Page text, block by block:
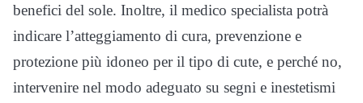
benefici del sole. Inoltre, il medico specialista potrà
indicare l’atteggiamento di cura, prevenzione e
protezione più idoneo per il tipo di cute, e perché no,
intervenire nel modo adeguato su segni e inestetismi